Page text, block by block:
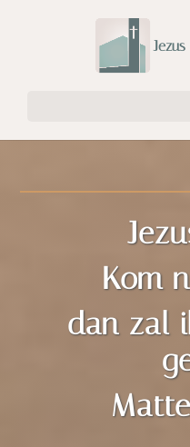
Kom
dan zal